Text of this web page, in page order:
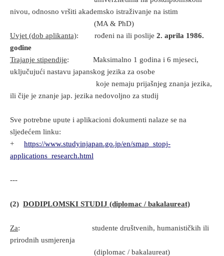
nivou, odnosno vršiti akademsko istraživanje na istim
(MA & PhD)
Uvjet (dob aplikanta): rođeni na ili poslije 2. aprila 1986.
godine
Trajanje stipendije: Maksimalno 1 godina i 6 mjeseci,
uključujući nastavu japanskog jezika za osobe
koje nemaju prijašnjeg znanja jezika,
ili čije je znanje jap. jezika nedovoljno za studij
Sve potrebne upute i aplikacioni dokumenti nalaze se na
sljedećem linku:
+ https://www.studyinjapan.go.jp/en/smap_stopj-
applications_research.html
---
(2) DODIPLOMSKI STUDIJ (diplomac / bakalaureat)
Za: studente društvenih, humanističkih ili
prirodnih usmjerenja
(diplomac / bakalaureat)